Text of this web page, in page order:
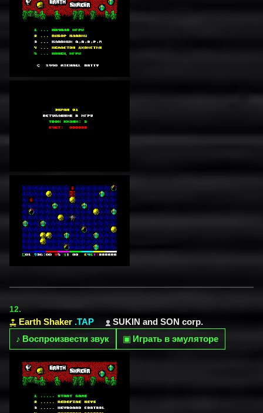
12.
Earth Shaker .TAP
SUKIN and SON corp.
♪ Воспроизвести звук ▣ Играть в эмуляторе